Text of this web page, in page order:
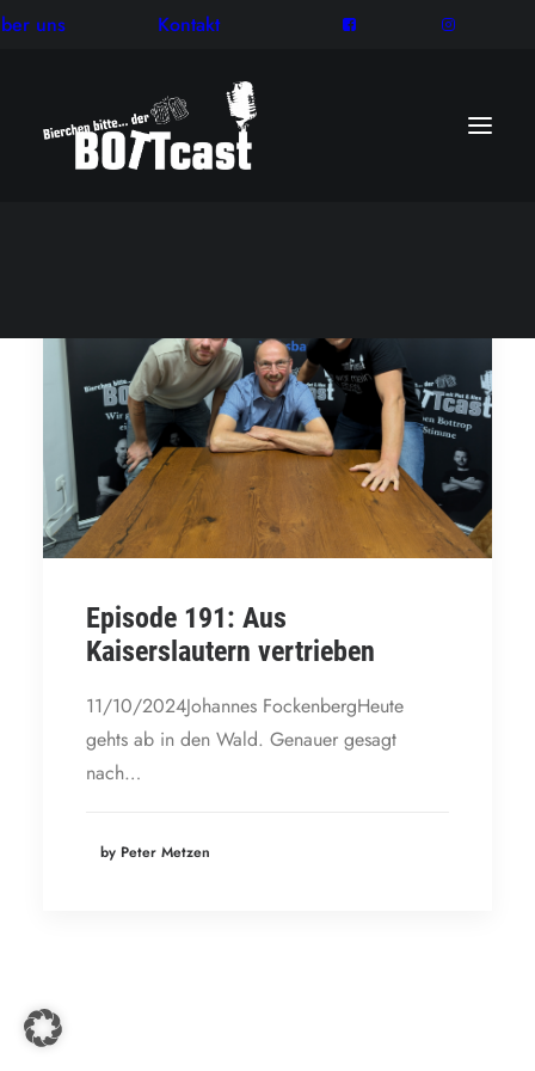
uns Kontakt
Episode 191: Aus
Kaiserslautern vertrieben
11/10/2024Johannes FockenbergHeute
gehts ab in den Wald. Genauer gesagt
nach…
by Peter Metzen